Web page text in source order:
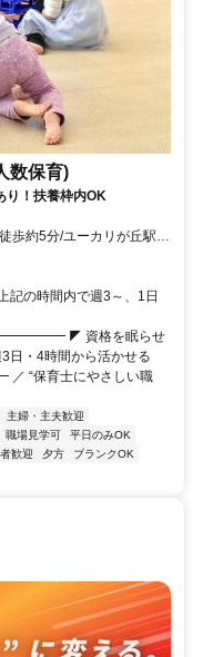
数保育)
り！扶養枠内OK
歩約5分/ユーカリが丘駅出
徒歩約6分
記の時間内で週3～、1日
◤ 資格を眠らせ
日・4時間から活かせる
育士にやさしい職
主婦・主夫歓迎
職場見学可
平日のみOK
歓迎 夕方
ブランクOK